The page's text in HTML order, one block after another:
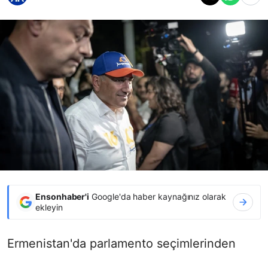
Ensonhaber'i Google'da haber kaynağınız olarak
ekleyin
Ermenistan'da parlamento seçimlerinden